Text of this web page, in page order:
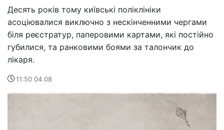
Десять років тому київські поліклініки
асоціювалися виключно з нескінченними чергами
біля реєстратур, паперовими картами, які постійно
губилися, та ранковими боями за талончик до
лікаря.
11:50 04.08